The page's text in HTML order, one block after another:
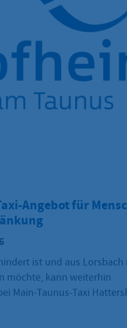
Angebot für
ist und aus Lorsbach
möchte, kann weiterhin
Main-Taunus-Taxi